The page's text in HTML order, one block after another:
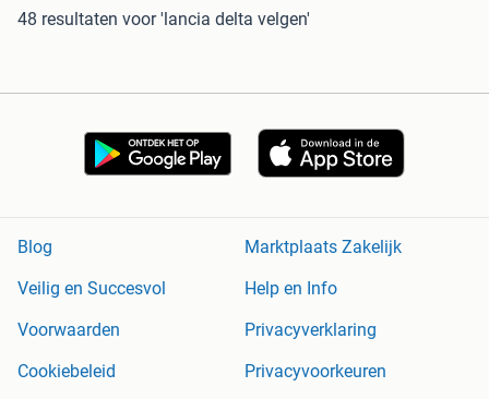
48 resultaten voor 'lancia delta velgen'
Blog
Marktplaats Zakelijk
Veilig en Succesvol
Help en Info
Voorwaarden
Privacyverklaring
Cookiebeleid
Privacyvoorkeuren